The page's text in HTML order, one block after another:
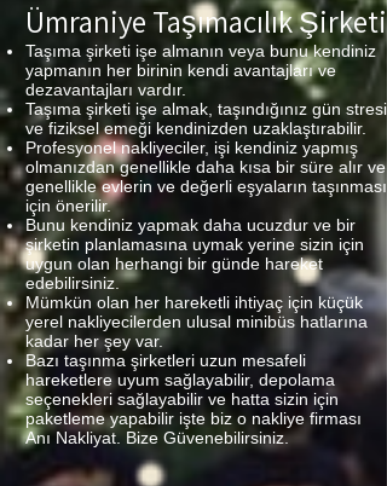
Ümraniye Taşımacılık Şirketi
Taşıma şirketi işe almanın veya bunu kendiniz
yapmanın her birinin kendi avantajları ve
dezavantajları vardır.
Taşıma şirketi işe almak, taşındığınız gün stresi
ve fiziksel emeği kendinizden uzaklaştırabilir.
Profesyonel nakliyeciler, işi kendiniz yapmış
olmanızdan genellikle daha kısa bir süre alır ve
genellikle evlerin ve değerli eşyaların taşınması
için önerilir.
Bunu kendiniz yapmak daha ucuzdur ve bir
şirketin planlamasına uymak yerine sizin için
uygun olan herhangi bir günde hareket
edebilirsiniz.
Mümkün olan her hareketli ihtiyaç için küçük
yerel nakliyecilerden ulusal minibüs hatlarına
kadar her şey var.
Bazı taşınma şirketleri uzun mesafeli
hareketlere uyum sağlayabilir, depolama
seçenekleri sağlayabilir ve hatta sizin için
paketleme yapabilir işte biz o nakliye firması
Anı Nakliyat. Bize Güvenebilirsiniz.